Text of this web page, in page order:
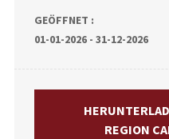
GEÖFFNET :
01-01-2026 - 31-12-2026
REGION